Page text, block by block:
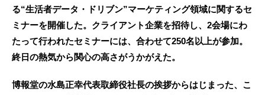
る“生活者データ・ドリブン”マーケティング領域に関するセ
ミナーを開催した。クライアント企業を招待し、2会場にわ
たって行われたセミナーには、合わせて250名以上が参加。
終日の熱気から関心の高さがうかがえた。
博報堂の水島正幸代表取締役社長の挨拶からはじまった、こ